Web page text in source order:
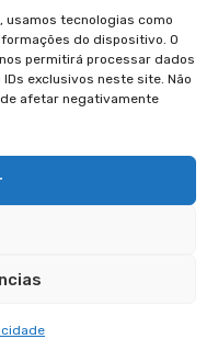
usamos tecnologias como
do dispositivo. O
permitirá processar dados
exclusivos neste site. Não
afetar negativamente